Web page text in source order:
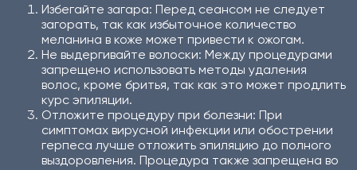
Избегайте загара: Перед сеансом не следует
загорать, так как избыточное количество
меланина в коже может привести к ожогам.
Не выдергивайте волоски: Между процедурами
запрещено использовать методы удаления
волос, кроме бритья, так как это может продлить
курс эпиляции.
Отложите процедуру при болезни: При
симптомах вирусной инфекции или обострении
герпеса лучше отложить эпиляцию до полного
выздоровления. Процедура также запрещена во